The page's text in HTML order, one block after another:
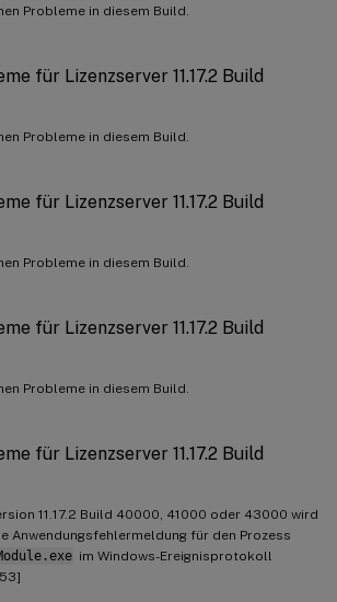
Probleme in diesem Build.
für Lizenzserver 11.17.2 Build
Probleme in diesem Build.
für Lizenzserver 11.17.2 Build
Probleme in diesem Build.
für Lizenzserver 11.17.2 Build
Probleme in diesem Build.
für Lizenzserver 11.17.2 Build
11.17.2 Build 40000, 41000 oder 43000 wird
Anwendungsfehlermeldung für den Prozess
im Windows-Ereignisprotokoll